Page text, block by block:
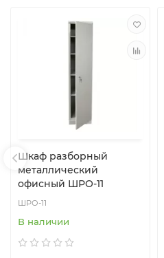
Шкаф разборный
металлический
офисный ШРО-11
ШРО-11
В наличии